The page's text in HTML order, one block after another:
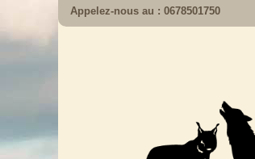
Appelez-nous au : 0678501750